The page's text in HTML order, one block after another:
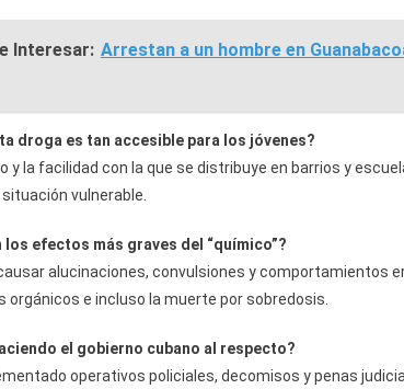
Interesar: Arrestan a un hombre en
droga es tan accesible para los jóvenes?
y la facilidad con la que se distribuye en barrios y
vulnerable.
los efectos más graves del “químico”?
alucinaciones, convulsiones y comportamientos
orgánicos e incluso la muerte por sobredosis.
el gobierno cubano al respecto?
operativos policiales, decomisos y penas